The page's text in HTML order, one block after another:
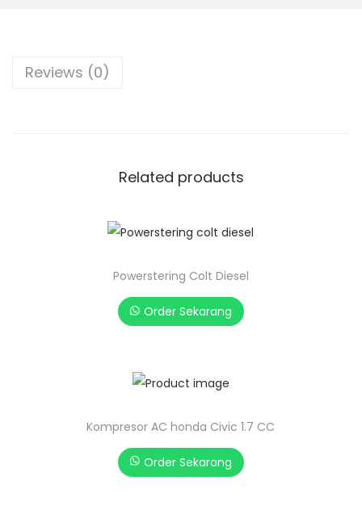
Reviews (0)
Related products
Powerstering Colt Diesel
Order Sekarang
Kompresor AC honda Civic 1.7 CC
Order Sekarang